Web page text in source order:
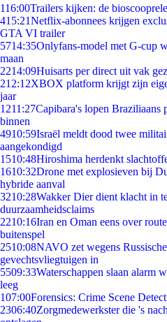
116:00Trailers kijken: de
415:21Netflix-abonnees krijgen
GTA VI trailer
5714:35Onlyfans-model met G-cup
maan
2214:09Huisarts per direct uit vak
212:12XBOX platform krijgt zijn
jaar
1211:27Capibara's lopen Braziliaans
binnen
4910:59Israël meldt dood twee
aangekondigd
1510:48Hiroshima herdenkt
1610:32Drone met explosieven bij
hybride aanval
3210:28Wakker Dier dient klacht in
duurzaamheidsclaims
2210:16Iran en Oman eens over
buitenspel
2510:08NAVO zet wegens
gevechtsvliegtuigen in
5509:33Waterschappen slaan alarm
leeg
107:00Forensics: Crime Scene
2306:40Zorgmedewerkster die 's